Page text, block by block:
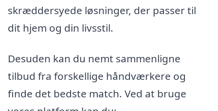
skræddersyede løsninger, der passer til
dit hjem og din livsstil.
Desuden kan du nemt sammenligne
tilbud fra forskellige håndværkere og
finde det bedste match. Ved at bruge